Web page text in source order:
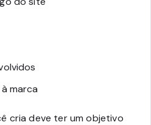
marca
cria deve ter um objetivo